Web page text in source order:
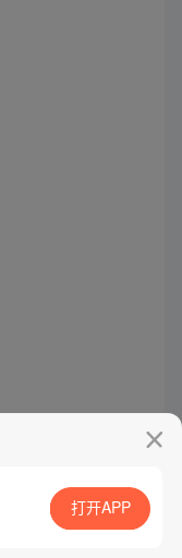
打开APP